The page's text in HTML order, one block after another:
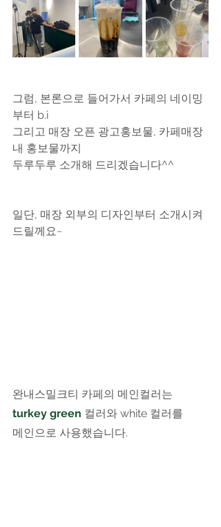
그럼, 본론으로 들어가서 카페의 네이밍
부터 b.i
그리고 매장 오픈 광고홍보물, 카페매장
내 홍보물까지
두루두루 소개해 드리겠습니다^^
​일단, 매장 외부의 디자인부터 소개시켜
드릴께요~
완내스밀크티 카페의 메인컬러는
turkey green 컬러와 white 컬러를
메인으로 사용했습니다.